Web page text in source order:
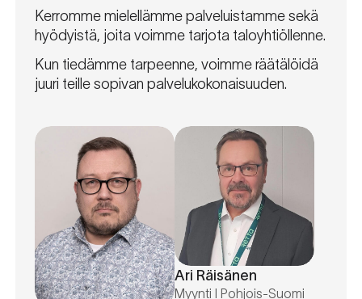
Kerromme mielellämme palveluistamme sekä
hyödyistä, joita voimme tarjota taloyhtiöllenne.
Kun tiedämme tarpeenne, voimme räätälöidä
juuri teille sopivan palvelukokonaisuuden.
Ari Räisänen
Myynti I Pohjois-Suomi